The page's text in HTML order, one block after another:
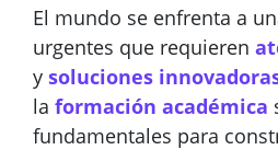
El mundo se enfrenta a
urgentes que requieren
y soluciones
la formación académica
fundamentales para